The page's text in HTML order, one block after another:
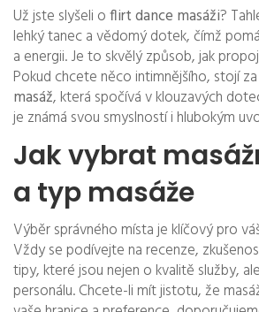
Už jste slyšeli oflirt dance masáži?
lehký tanec a vědomý dotek, čímž
a energii. Je to skvělý způsob, jak
Pokud chcete něco intimnějšího, stojí
masáž, která spočívá v klouzavých
je známá svou smyslností i hlubokým
Jak vybrat
a typ masáže
Výběr správného místa je klíčový pro
Vždy se podívejte na recenze,
tipy, které jsou nejen o kvalitě služby,
personálu. Chcete-li mít jistotu, že